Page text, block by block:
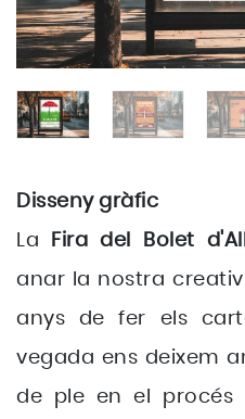
Disseny gràfic
La Fira del Bolet
anar la nostra
anys de fer els
vegada ens deixem
de ple en el procés